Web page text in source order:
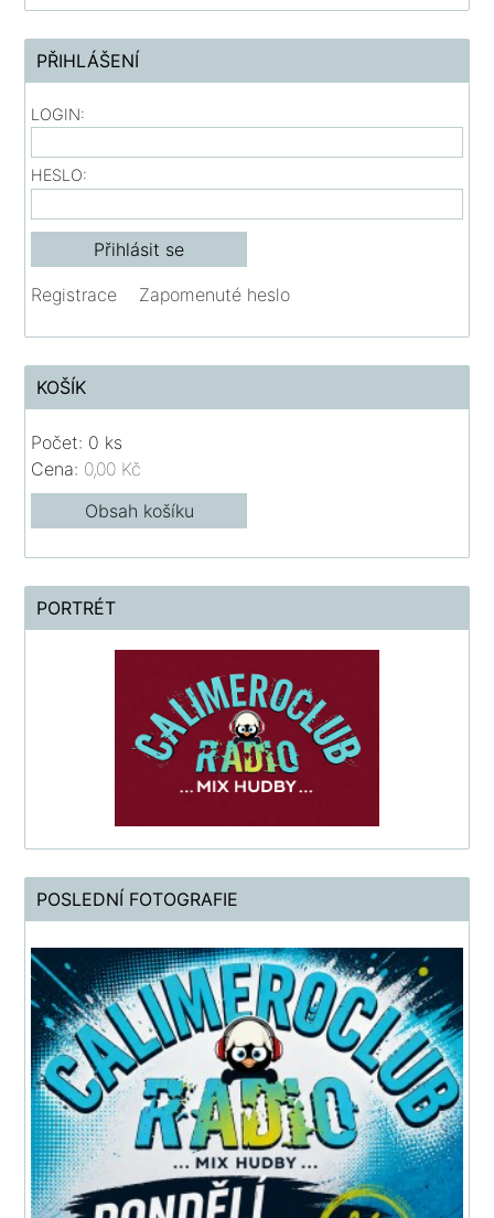
PŘIHLÁŠENÍ
LOGIN:
HESLO:
Registrace Zapomenuté heslo
KOŠÍK
Počet: 0 ks
Cena: 0,00 Kč
Obsah košíku
PORTRÉT
POSLEDNÍ FOTOGRAFIE